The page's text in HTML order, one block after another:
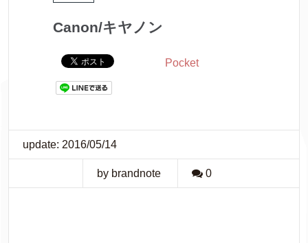
Canon/キヤノン
Pocket
update: 2016/05/14
by brandnote 0